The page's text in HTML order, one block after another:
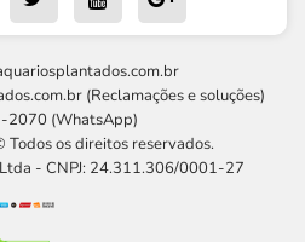
(Reclamações e soluções)
2070 (WhatsApp)
os direitos reservados.
- CNPJ: 24.311.306/0001-27